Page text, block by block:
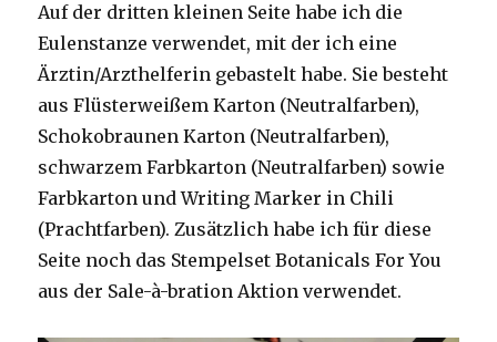
Auf der dritten kleinen Seite habe ich die
Eulenstanze verwendet, mit der ich eine
Ärztin/Arzthelferin gebastelt habe. Sie besteht
aus Flüsterweißem Karton (Neutralfarben),
Schokobraunen Karton (Neutralfarben),
schwarzem Farbkarton (Neutralfarben) sowie
Farbkarton und Writing Marker in Chili
(Prachtfarben). Zusätzlich habe ich für diese
Seite noch das Stempelset Botanicals For You
aus der Sale-à-bration Aktion verwendet.